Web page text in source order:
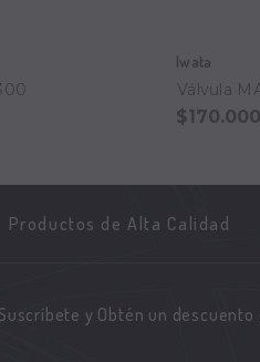
Iwata
Válvula
Productos de Alta Calidad
y Obtén un